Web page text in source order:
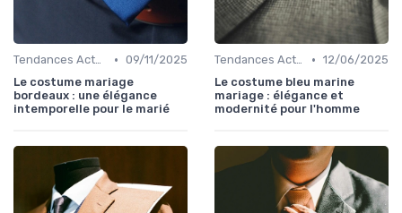
Tendances Actuelles • 09/11/2025
Le costume mariage
bordeaux : une élégance
intemporelle pour le marié
Tendances Actuelles • 12/06/2025
Le costume bleu marine
mariage : élégance et
modernité pour l'homme